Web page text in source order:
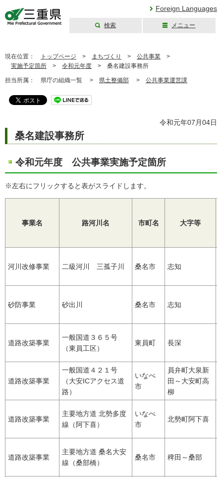
Foreign Languages
検索 メニュー
現在位置： トップページ > まちづくり > 公共事業 >
実施予定箇所 > 令和元年度 > 桑名建設事務所
担当所属： 県庁の組織一覧 > 県土整備部 > 公共事業運営課
令和元年07月04日
桑名建設事務所
令和元年度 公共事業実施予定箇所
※左右にフリックすると表がスライドします。
事業名 路河川名 市町名 大字等
河川改修事業 二級河川 三孤子川 桑名市 志知
砂防事業 砂出川 桑名市 志知
道路改築事業
一般国道３６５号
（東員工区）
東員町 長深
道路改築事業
一般国道４２１号
（大安ICアクセス道
路）
いなべ
市
員弁町大泉新
田～大安町高
柳
道路改築事業
主要地方道 北勢多度
線（阿下喜）
いなべ
市
北勢町阿下喜
道路改築事業
主要地方道 桑名大安
線（桑部橋）
桑名市 稗田～桑部